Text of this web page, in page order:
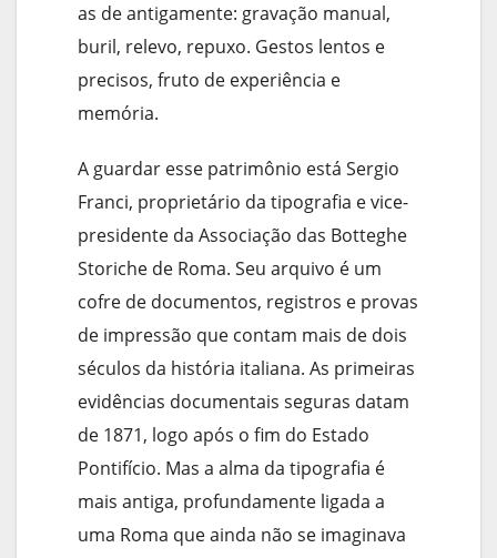
as de antigamente: gravação manual,
buril, relevo, repuxo. Gestos lentos e
precisos, fruto de experiência e
memória.
A guardar esse patrimônio está Sergio
Franci, proprietário da tipografia e vice-
presidente da Associação das Botteghe
Storiche de Roma. Seu arquivo é um
cofre de documentos, registros e provas
de impressão que contam mais de dois
séculos da história italiana. As primeiras
evidências documentais seguras datam
de 1871, logo após o fim do Estado
Pontifício. Mas a alma da tipografia é
mais antiga, profundamente ligada a
uma Roma que ainda não se imaginava